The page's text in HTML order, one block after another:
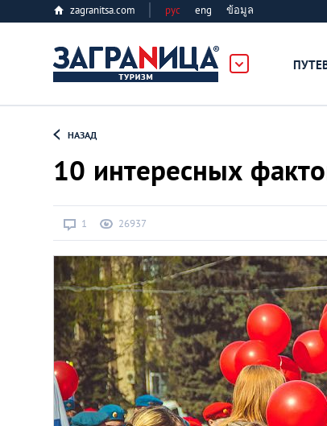
zagranitsa.com рус eng ข้อมูล
Алматы
Астана
Афины
Киев
Лондон
НАЗАД
10 интересных
1 26937